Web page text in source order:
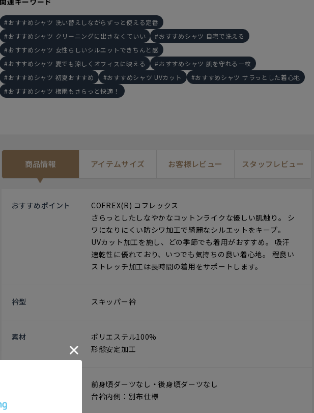
M
160cm L
163cm
おすすめシャツ 洗い替えしながらずっと使える定番
おすすめシャツ クリーニングに出さなくていい
おすすめシャツ 自宅で洗える
おすすめシャツ 女性らしいシルエットできちんと感
おすすめシャツ 夏でも涼しくオフィスに映える
おすすめシャツ 肌を守れる一枚
おすすめシャツ 初夏おすすめ
おすすめシャツ UVカット
おすすめシャツ サラっとした着心地
おすすめシャツ 梅雨もさらっと快適！
商品情報 アイテムサイズ お客様レビュー スタッフレビュー
おすすめポイント
COFREX(R) コフレックス
さらっとしたしなやかなコットンライクな優しい肌触り。 シ
ワになりにくい防シワ加工で綺麗なシルエットをキープ。
UVカット加工を施し、どの季節でも着用がおすすめ。 吸汗
速乾性に優れており、いつでも気持ちの良い着心地。 程良い
ストレッチ加工は長時間の着用をサポートします。
衿型 スキッパー衿
素材
ポリエステル100%
形態安定加工
前身頃ダーツなし・後身頃ダーツなし
台衿内側：別布仕様